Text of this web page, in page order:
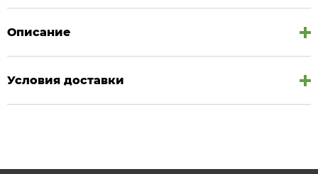
Описание
Условия доставки